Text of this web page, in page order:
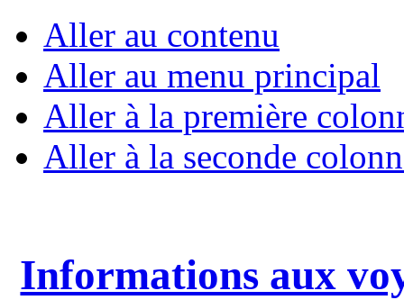
Aller au contenu
Aller au menu principal
Aller à la première
Aller à la seconde
Informations aux